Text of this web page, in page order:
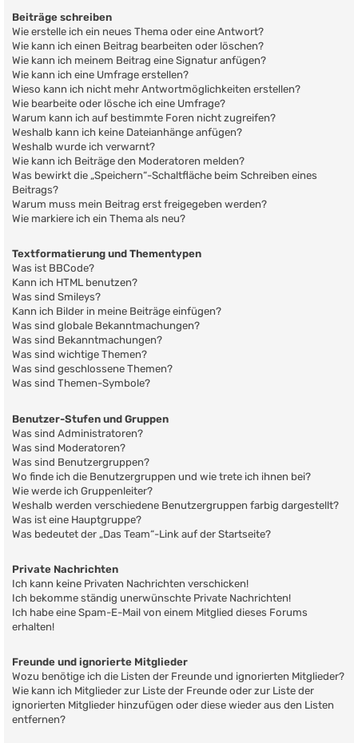
Beiträge schreiben
Wie erstelle ich ein neues Thema oder eine Antwort?
Wie kann ich einen Beitrag bearbeiten oder löschen?
Wie kann ich meinem Beitrag eine Signatur anfügen?
Wie kann ich eine Umfrage erstellen?
Wieso kann ich nicht mehr Antwortmöglichkeiten erstellen?
Wie bearbeite oder lösche ich eine Umfrage?
Warum kann ich auf bestimmte Foren nicht zugreifen?
Weshalb kann ich keine Dateianhänge anfügen?
Weshalb wurde ich verwarnt?
Wie kann ich Beiträge den Moderatoren melden?
Was bewirkt die „Speichern“-Schaltfläche beim Schreiben eines
Beitrags?
Warum muss mein Beitrag erst freigegeben werden?
Wie markiere ich ein Thema als neu?
Textformatierung und Thementypen
Was ist BBCode?
Kann ich HTML benutzen?
Was sind Smileys?
Kann ich Bilder in meine Beiträge einfügen?
Was sind globale Bekanntmachungen?
Was sind Bekanntmachungen?
Was sind wichtige Themen?
Was sind geschlossene Themen?
Was sind Themen-Symbole?
Benutzer-Stufen und Gruppen
Was sind Administratoren?
Was sind Moderatoren?
Was sind Benutzergruppen?
Wo finde ich die Benutzergruppen und wie trete ich ihnen bei?
Wie werde ich Gruppenleiter?
Weshalb werden verschiedene Benutzergruppen farbig dargestellt?
Was ist eine Hauptgruppe?
Was bedeutet der „Das Team“-Link auf der Startseite?
Private Nachrichten
Ich kann keine Privaten Nachrichten verschicken!
Ich bekomme ständig unerwünschte Private Nachrichten!
Ich habe eine Spam-E-Mail von einem Mitglied dieses Forums
erhalten!
Freunde und ignorierte Mitglieder
Wozu benötige ich die Listen der Freunde und ignorierten Mitglieder?
Wie kann ich Mitglieder zur Liste der Freunde oder zur Liste der
ignorierten Mitglieder hinzufügen oder diese wieder aus den Listen
entfernen?